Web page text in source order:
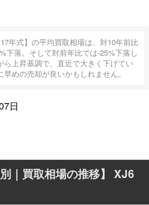
年式】の平均買取相場は、対10年前比
下落。そして対前年比では-25%下落し
上昇基調で、直近で大きく下げてい
めの売却が良いかもしれません。
日
｜買取相場の推移】 XJ6